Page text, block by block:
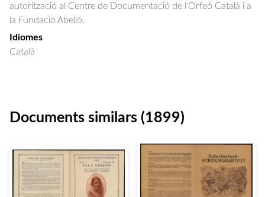
autorització al Centre de Documentació de l'Orfeó Català i a
la Fundació Abelló.
Idiomes
Català
Documents similars (1899)